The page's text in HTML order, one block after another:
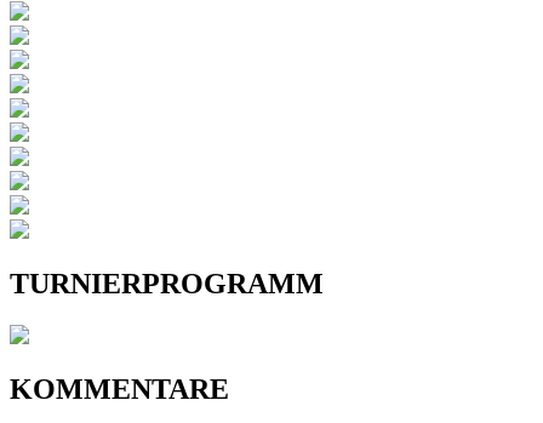
TURNIERPROGRAMM
KOMMENTARE